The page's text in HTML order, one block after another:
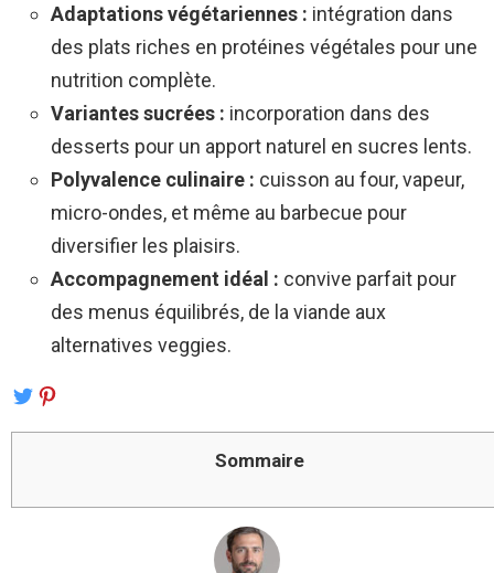
Adaptations végétariennes : intégration dans
des plats riches en protéines végétales pour une
nutrition complète.
Variantes sucrées : incorporation dans des
desserts pour un apport naturel en sucres lents.
Polyvalence culinaire : cuisson au four, vapeur,
micro-ondes, et même au barbecue pour
diversifier les plaisirs.
Accompagnement idéal : convive parfait pour
des menus équilibrés, de la viande aux
alternatives veggies.
Sommaire